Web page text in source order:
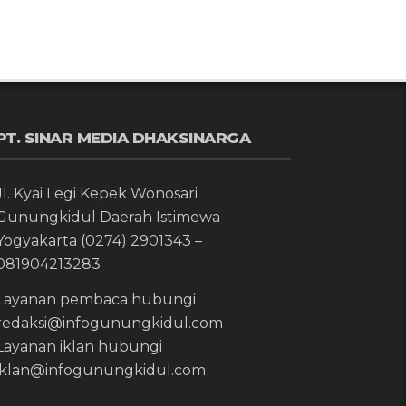
SINAR MEDIA DHAKSINARGA
Kyai Legi Kepek Wonosari
Daerah Istimewa
(0274) 2901343 –
pembaca hubungi
iklan hubungi